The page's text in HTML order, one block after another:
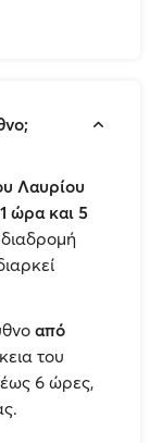
Λαυρίου
1 ώρα και 5
από
του
6 ώρες,